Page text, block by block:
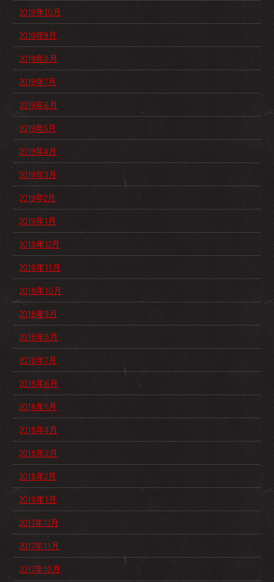
2019年10月
2019年9月
2019年8月
2019年7月
2019年6月
2019年5月
2019年4月
2019年3月
2019年2月
2019年1月
2018年12月
2018年11月
2018年10月
2018年9月
2018年8月
2018年7月
2018年6月
2018年5月
2018年4月
2018年3月
2018年2月
2018年1月
2017年12月
2017年11月
2017年10月